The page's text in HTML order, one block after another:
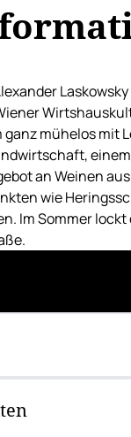
ganz mühelos mit
an Weinen
wie
Im Sommer lockt